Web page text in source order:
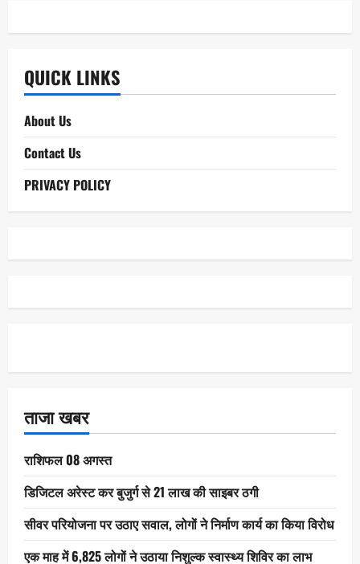
QUICK LINKS
About Us
Contact Us
PRIVACY POLICY
ताजा खबर
राशिफल 08 अगस्त
डिजिटल अरेस्ट कर बुजुर्ग से 21 लाख की साइबर ठगी
सीवर परियोजना पर उठाए सवाल, लोगों ने निर्माण कार्य का किया विरोध
एक माह में 6,825 लोगों ने उठाया निशुल्क स्वास्थ्य शिविर का लाभ